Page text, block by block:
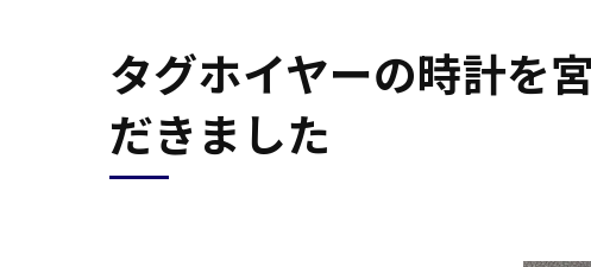
タグホイヤーの時計を
だきました